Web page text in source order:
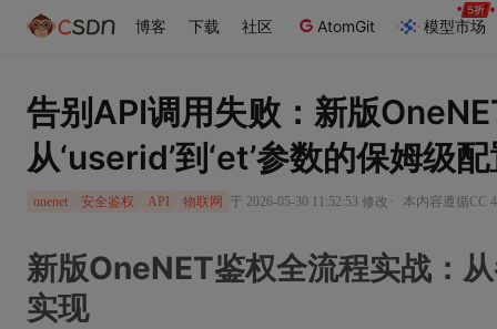
博客 下载 社区 AtomGit 模型市场
告别API调用失败：新版
从‘userid’到‘et’参数的保姆级
onenet 安全鉴权 API 物联网 于 2026-05-30 11:52:53 修改 · 本内容遵循CC
新版OneNET鉴权全流程实战：
实现